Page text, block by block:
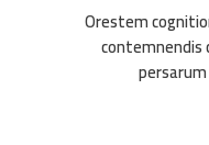
Orestem